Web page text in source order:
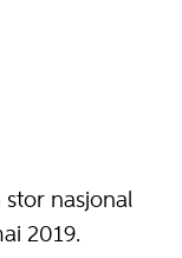
stor nasjonal
2019.